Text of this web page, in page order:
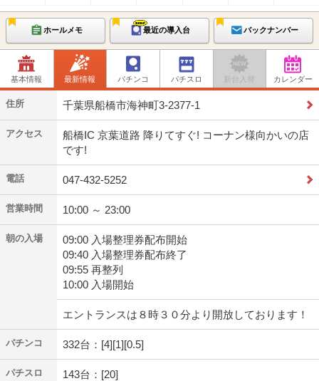
ホールメモ 最近の導入台 バックナンバー
基本情報 最新情報 パチンコ パチスロ 新台入替 カレンダー
住所 千葉県船橋市海神町3-2377-1
アクセス
船橋IC 京葉道路 降りてすぐ! コーナン様向かいの店
です!
電話 047-432-5252
営業時間 10:00 ～ 23:00
朝の入場
09:00 入場整理券配布開始
09:40 入場整理券配布終了
09:55 再整列
10:00 入場開始
エントランスは８時３０分より開放しております！
パチンコ 332台：[4][1][0.5]
パチスロ 143台：[20]